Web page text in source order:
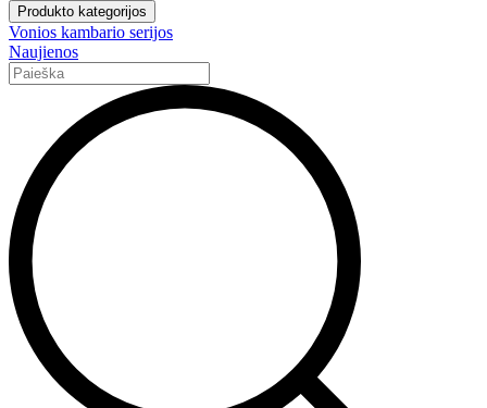
Produkto kategorijos
Vonios kambario serijos
Naujienos